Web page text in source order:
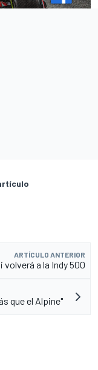
ARTÍCULO ANTERIOR
a la Indy 500
que el Alpine"